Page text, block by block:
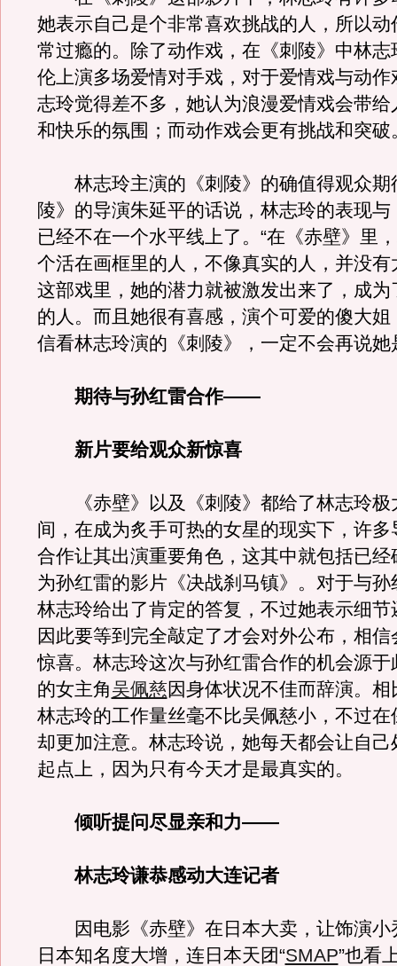
她表示自己是个非常喜欢挑战的人，所以动
常过瘾的。除了动作戏，在《刺陵》中林志
伦上演多场爱情对手戏，对于爱情戏与动作
志玲觉得差不多，她认为浪漫爱情戏会带给
和快乐的氛围；而动作戏会更有挑战和突破
林志玲主演的《刺陵》的确值得观众期
陵》的导演朱延平的话说，林志玲的表现
已经不在一个水平线上了。“在《赤壁》里
个活在画框里的人，不像真实的人，并没有
这部戏里，她的潜力就被激发出来了，成为
的人。而且她很有喜感，演个可爱的傻大姐
信看林志玲演的《刺陵》，一定不会再说她
期待与孙红雷合作——
新片要给观众新惊喜
《赤壁》以及《刺陵》都给了林志玲极
间，在成为炙手可热的女星的现实下，许多
合作让其出演重要角色，这其中就包括已经
为孙红雷的影片《决战刹马镇》。对于与孙
林志玲给出了肯定的答复，不过她表示细节
因此要等到完全敲定了才会对外公布，相
惊喜。林志玲这次与孙红雷合作的机会源于
的女主角吴佩慈因身体状况不佳而辞演。相
林志玲的工作量丝毫不比吴佩慈小，不过在
却更加注意。林志玲说，她每天都会让自己
起点上，因为只有今天才是最真实的。
倾听提问尽显亲和力——
林志玲谦恭感动大连记者
因电影《赤壁》在日本大卖，让饰演小
日本知名度大增，连日本天团“SMAP”也看